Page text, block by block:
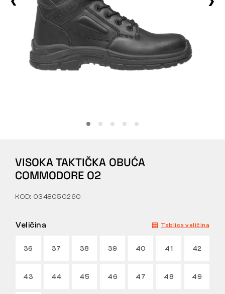
Obuća za slobodno vrijeme
Tactical
O NAMA
POVRATI
VISOKA TAKTIČKA OBUĆA
COMMODORE O2
KOD: 0348050260
Veličina Tablica veličina
36 37 38 39 40 41 42
43 44 45 46 47 48 49